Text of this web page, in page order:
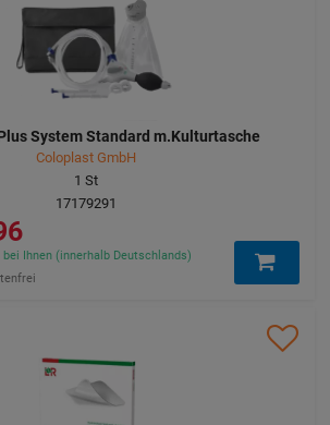
System Standard m.Kulturtasche
Coloplast GmbH
1 St
17179291
€
bei Ihnen (innerhalb Deutschlands)